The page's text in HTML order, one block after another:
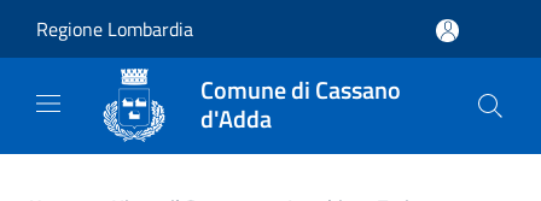
Regione Lombardia
Comune di Cassano
d'Adda